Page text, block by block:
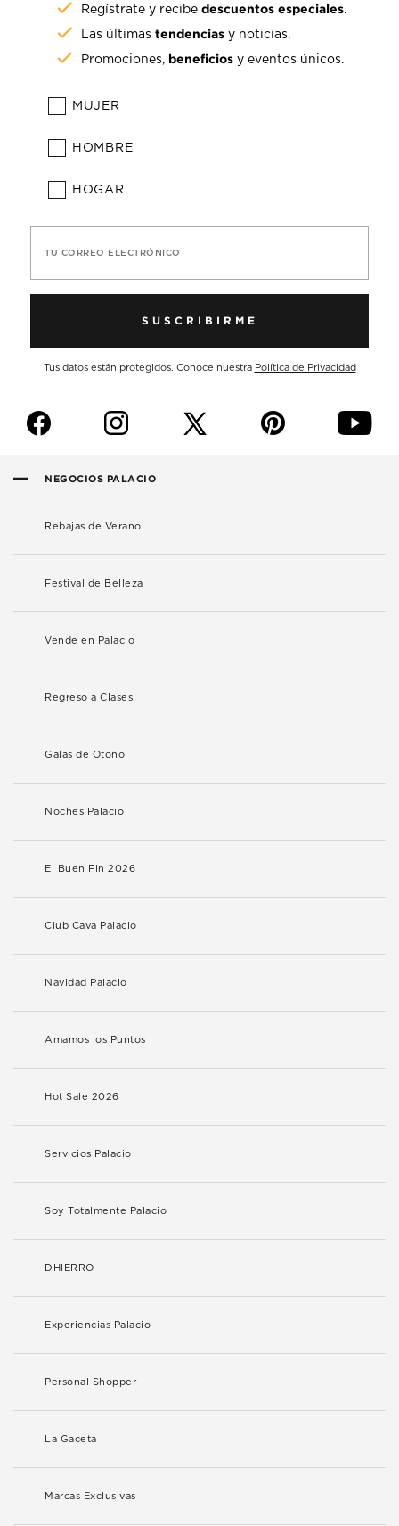
Regístrate y recibedescuentos especiales.
Las últimastendencias y noticias.
Promociones, beneficios y eventos únicos.
MUJER
HOMBRE
HOGAR
TU CORREO ELECTRÓNICO
SUSCRIBIRME
Tus datos están protegidos. Conoce nuestra Política de Privacidad
f i p y
NEGOCIOS PALACIO
Rebajas de Verano
Festival de Belleza
Vende en Palacio
Regreso a Clases
Galas de Otoño
Noches Palacio
El Buen Fin 2026
Club Cava Palacio
Navidad Palacio
Amamos los Puntos
Hot Sale 2026
Servicios Palacio
Soy Totalmente Palacio
DHIERRO
Experiencias Palacio
Personal Shopper
La Gaceta
Marcas Exclusivas